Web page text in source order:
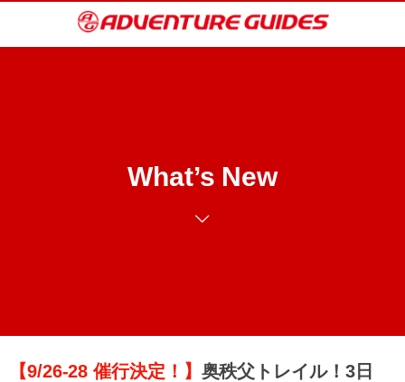
What’s New
【9/26-28 催行決定！】 奥秩父トレイル！3日